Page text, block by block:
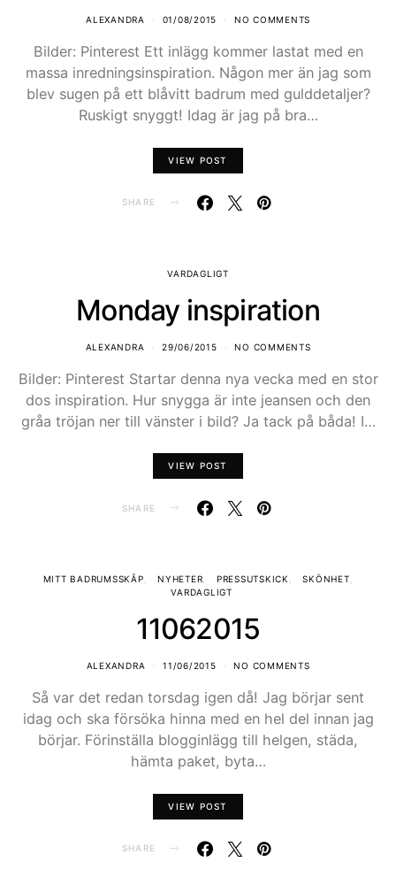
ALEXANDRA 01/08/2015 NO COMMENTS
Bilder: Pinterest Ett inlägg kommer lastat med en
massa inredningsinspiration. Någon mer än jag som
blev sugen på ett blåvitt badrum med gulddetaljer?
Ruskigt snyggt! Idag är jag på bra…
VIEW POST
SHARE
VARDAGLIGT
Monday inspiration
ALEXANDRA 29/06/2015 NO COMMENTS
Bilder: Pinterest Startar denna nya vecka med en stor
dos inspiration. Hur snygga är inte jeansen och den
gråa tröjan ner till vänster i bild? Ja tack på båda! I…
VIEW POST
SHARE
MITT BADRUMSSKÅP NYHETER PRESSUTSKICK
SKÖNHET
VARDAGLIGT
11062015
ALEXANDRA 11/06/2015 NO COMMENTS
Så var det redan torsdag igen då! Jag börjar sent
idag och ska försöka hinna med en hel del innan jag
börjar. Förinställa blogginlägg till helgen, städa,
hämta paket, byta…
VIEW POST
SHARE